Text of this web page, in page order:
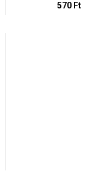
570 Ft